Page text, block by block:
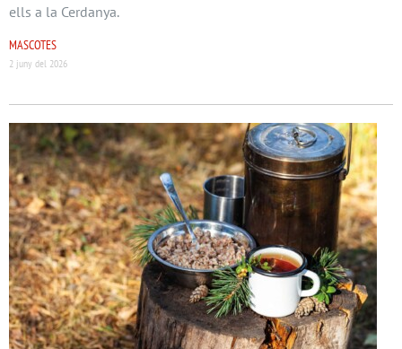
ells a la Cerdanya.
MASCOTES
2 juny del 2026